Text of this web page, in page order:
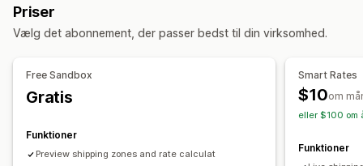
Baseret på afstand
Vægtbaseret Postnummer Prismiks Flere zoner
Tilpassede regler
Priser
Vælg det abonnement, der passer bedst til din virksomhed.
Free Sandbox
Gratis
Funktioner
Preview shipping zones and rate calculat
Smart Rates
$10om
eller $100 om
Funktioner